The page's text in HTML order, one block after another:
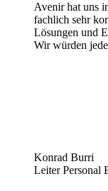
Avenir hat uns
fachlich sehr
Lösungen und
Wir würden
Konrad Burri
Leiter Personal